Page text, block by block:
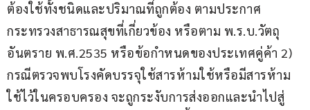
ต้องใช้ทั้งชนิดและปริมาณที่ถูกต้อง ตามประกาศ
กระทรวงสาธารณสุขที่เกี่ยวข้อง หรือตาม พ.ร.บ.วัตถุ
อันตราย พ.ศ.2535 หรือข้อกำหนดของประเทศคู่ค้า 2)
กรณีตรวจพบโรงคัดบรรจุใช้สารห้ามใช้หรือมีสารห้าม
ใช้ไว้ในครอบครอง จะถูกระงับการส่งออกและนำไปสู่